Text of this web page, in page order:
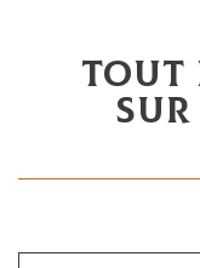
Tout l'immobilier
sur